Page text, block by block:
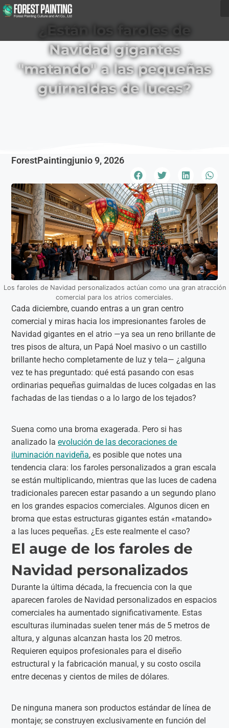
¿Están los faroles de
Navidad gigantes
"matando" a las pequeñas
guirnaldas de luces?
ForestPaintingjunio 9, 2026
Los faroles de Navidad personalizados actúan como una gran atracción
comercial para los atrios comerciales.
Cada diciembre, cuando entras a un gran centro
comercial y miras hacia los impresionantes faroles de
Navidad gigantes en el atrio —ya sea un reno brillante de
tres pisos de altura, un Papá Noel masivo o un castillo
brillante hecho completamente de luz y tela— ¿alguna
vez te has preguntado: qué está pasando con esas
ordinarias pequeñas guirnaldas de luces colgadas en las
fachadas de las tiendas o a lo largo de los tejados?
Suena como una broma exagerada. Pero si has
analizado laevolución de las decoraciones de
iluminación navideña, es posible que notes una
tendencia clara: los faroles personalizados a gran escala
se están multiplicando, mientras que las luces de cadena
tradicionales parecen estar pasando a un segundo plano
en los grandes espacios comerciales. Algunos dicen en
broma que estas estructuras gigantes están «matando»
a las luces pequeñas. ¿Es este realmente el caso?
El auge de los faroles de
Navidad personalizados
Durante la última década, la frecuencia con la que
aparecen faroles de Navidad personalizados en espacios
comerciales ha aumentado significativamente. Estas
esculturas iluminadas suelen tener más de 5 metros de
altura, y algunas alcanzan hasta los 20 metros.
Requieren equipos profesionales para el diseño
estructural y la fabricación manual, y su costo oscila
entre decenas y cientos de miles de dólares.
De ninguna manera son productos estándar de línea de
montaje; se construyen exclusivamente en función del